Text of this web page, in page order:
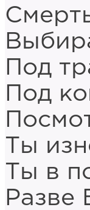
Под
Под
Ты
Ты в
Разве